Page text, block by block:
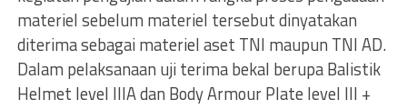
materiel sebelum materiel tersebut dinyatakan
diterima sebagai materiel aset TNI maupun TNI AD.
Dalam pelaksanaan uji terima bekal berupa Balistik
Helmet level IIIA dan Body Armour Plate level III +